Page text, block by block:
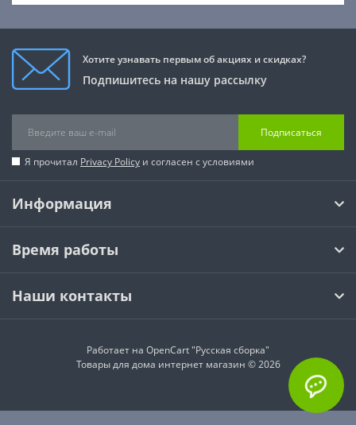
Хотите узнавать первым об акциях и скидках?
Подпишитесь на нашу рассылку
Подписаться
Я прочитал Privacy Policy и согласен с условиями
Информация
Время работы
Наши контакты
Работает на OpenCart "Русская сборка"
Товары для дома интернет магазин © 2026